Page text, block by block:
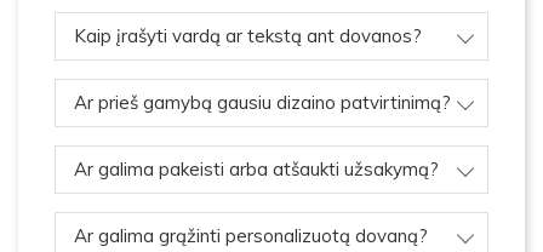
Kaip įrašyti vardą ar tekstą ant dovanos?
Ar prieš gamybą gausiu dizaino patvirtinimą?
Ar galima pakeisti arba atšaukti užsakymą?
Ar galima grąžinti personalizuotą dovaną?